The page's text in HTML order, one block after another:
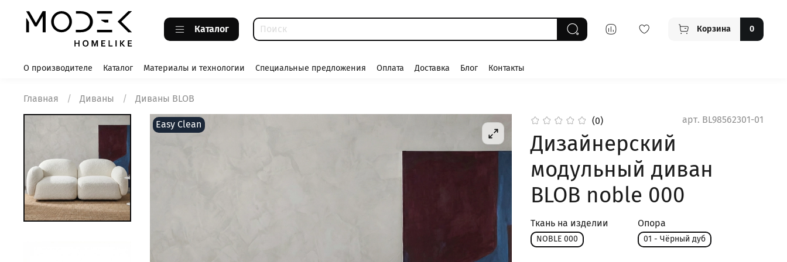
Каталог Корзина 0
О производителе Каталог Материалы и технологии Специальные предложения Оплата Доставка Блог Контакты
Главная Диваны Диваны BLOB
Easy Clean (0) арт. BL98562301-01
Дизайнерский
модульный диван
BLOB noble 000
Ткань на изделии
NOBLE 000
Опора
01 - Чёрный дуб